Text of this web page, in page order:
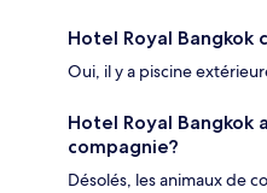
Hotel Royal Bangkok
Oui, il y a piscine
Hotel Royal Bangkok
compagnie?
Désolés, les animaux de